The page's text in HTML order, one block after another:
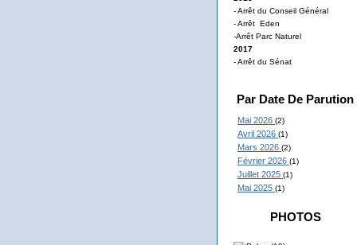
- Arrêt du Conseil Général
- Arrêt Eden
-Arrêt Parc Naturel
2017
- Arrêt du Sénat
Par Date De Parution
Mai 2026 (2)
Avril 2026 (1)
Mars 2026 (2)
Février 2026 (1)
Juillet 2025 (1)
Mai 2025 (1)
PHOTOS